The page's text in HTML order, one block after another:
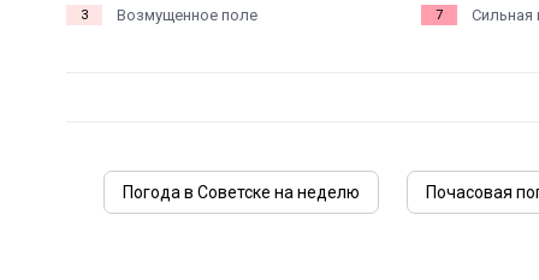
3 Возмущенное поле 7 Сильная
Погода в Советске на неделю Почасовая